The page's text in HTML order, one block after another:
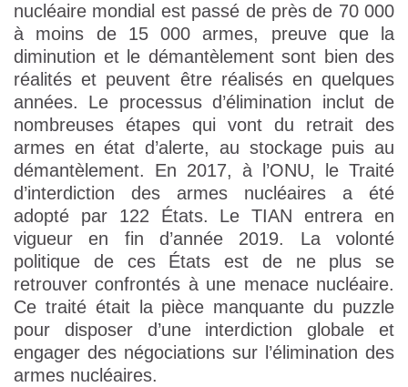
nucléaire mondial est passé de près de 70 000
à moins de 15 000 armes, preuve que la
diminution et le démantèlement sont bien des
réalités et peuvent être réalisés en quelques
années. Le processus d’élimination inclut de
nombreuses étapes qui vont du retrait des
armes en état d’alerte, au stockage puis au
démantèlement. En 2017, à l’ONU, le Traité
d’interdiction des armes nucléaires a été
adopté par 122 États. Le TIAN entrera en
vigueur en fin d’année 2019. La volonté
politique de ces États est de ne plus se
retrouver confrontés à une menace nucléaire.
Ce traité était la pièce manquante du puzzle
pour disposer d’une interdiction globale et
engager des négociations sur l’élimination des
armes nucléaires.